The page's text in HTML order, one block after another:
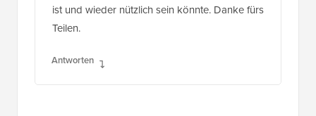
zur Sicherheit gespeichert, da sie sehr nützlich
ist und wieder nützlich sein könnte. Danke fürs